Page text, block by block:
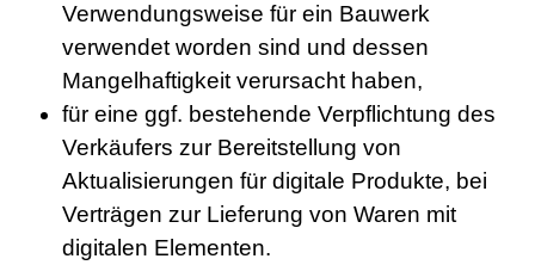
Verwendungsweise für ein Bauwerk
verwendet worden sind und dessen
Mangelhaftigkeit verursacht haben,
für eine ggf. bestehende Verpflichtung des
Verkäufers zur Bereitstellung von
Aktualisierungen für digitale Produkte, bei
Verträgen zur Lieferung von Waren mit
digitalen Elementen.